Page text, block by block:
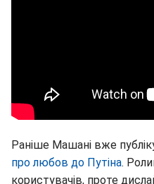
Раніше Машані вже
про любов до Путіна.
користувачів, проте